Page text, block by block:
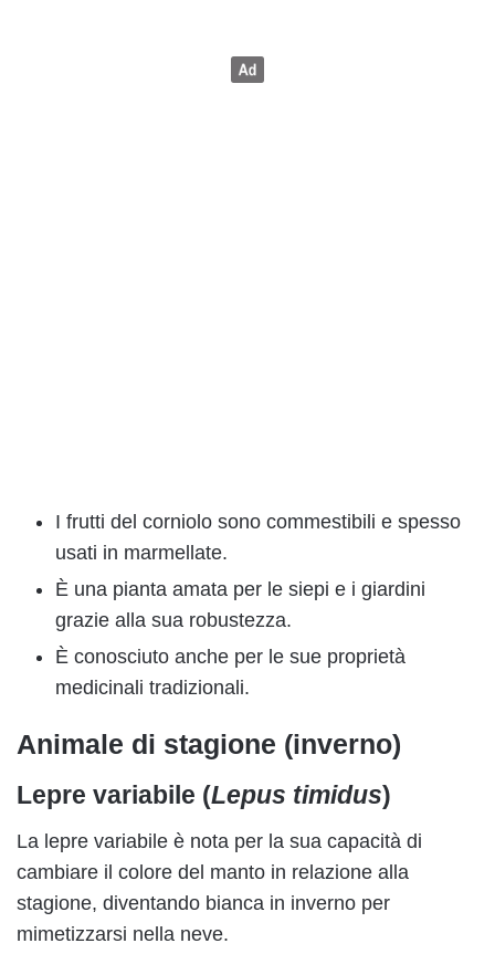
I frutti del corniolo sono commestibili e spesso
usati in marmellate.
È una pianta amata per le siepi e i giardini
grazie alla sua robustezza.
È conosciuto anche per le sue proprietà
medicinali tradizionali.
Animale di stagione (inverno)
Lepre variabile (Lepus timidus)
La lepre variabile è nota per la sua capacità di
cambiare il colore del manto in relazione alla
stagione, diventando bianca in inverno per
mimetizzarsi nella neve.